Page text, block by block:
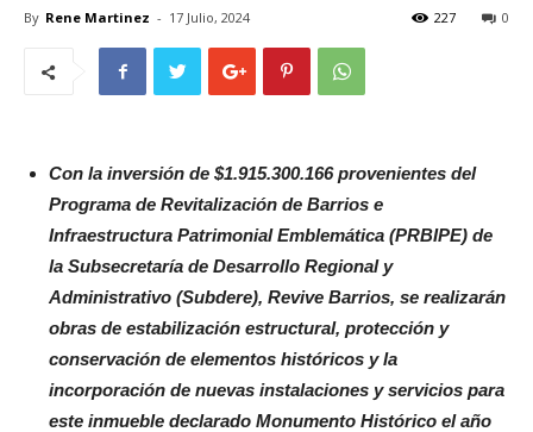
By Rene Martinez - 17 Julio, 2024 0
227
Con la inversión de $1.915.300.166 provenientes del
Programa de Revitalización de Barrios e
Infraestructura Patrimonial Emblemática (PRBIPE) de
la Subsecretaría de Desarrollo Regional y
Administrativo (Subdere), Revive Barrios, se realizarán
obras de estabilización estructural, protección y
conservación de elementos históricos y la
incorporación de nuevas instalaciones y servicios para
este inmueble declarado Monumento Histórico el año